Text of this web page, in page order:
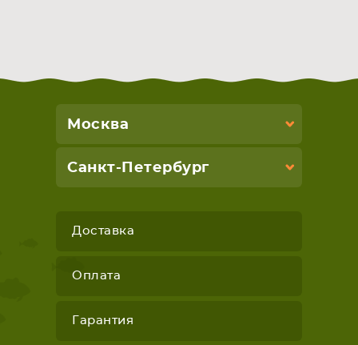
Москва
Санкт-Петербург
Доставка
Оплата
Гарантия